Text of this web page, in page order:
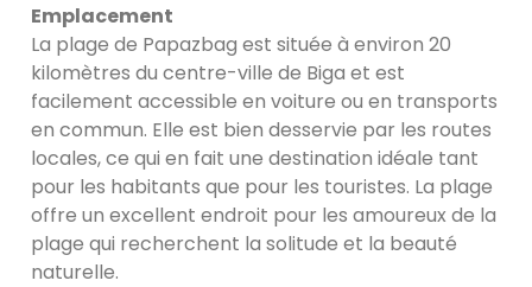
Emplacement
La plage de Papazbag est située à environ 20
kilomètres du centre-ville de Biga et est
facilement accessible en voiture ou en transports
en commun. Elle est bien desservie par les routes
locales, ce qui en fait une destination idéale tant
pour les habitants que pour les touristes. La plage
offre un excellent endroit pour les amoureux de la
plage qui recherchent la solitude et la beauté
naturelle.